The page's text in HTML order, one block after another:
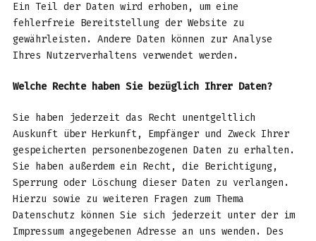
Ein Teil der Daten wird erhoben, um eine
fehlerfreie Bereitstellung der Website zu
gewährleisten. Andere Daten können zur Analyse
Ihres Nutzerverhaltens verwendet werden.
Welche Rechte haben Sie bezüglich Ihrer Daten?
Sie haben jederzeit das Recht unentgeltlich
Auskunft über Herkunft, Empfänger und Zweck Ihrer
gespeicherten personenbezogenen Daten zu erhalten.
Sie haben außerdem ein Recht, die Berichtigung,
Sperrung oder Löschung dieser Daten zu verlangen.
Hierzu sowie zu weiteren Fragen zum Thema
Datenschutz können Sie sich jederzeit unter der im
Impressum angegebenen Adresse an uns wenden. Des